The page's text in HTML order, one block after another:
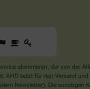
1 2
abonnieren, der von der
AHD setzt für den Versand
Newsletter). Die